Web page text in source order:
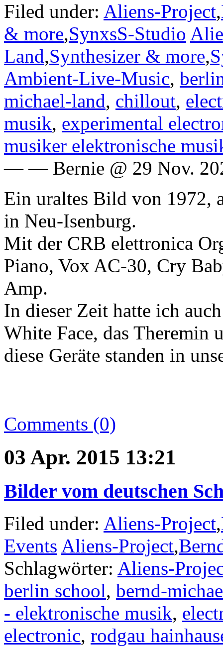
Filed under: Aliens-Project,
& more,SynxsS-Studio
Land,Synthesizer & more,
Ambient-Live-Music,
michael-land, chillout,
musik, experimental
musiker elektronische
— — Bernie @ 29 Nov.
Ein uraltes Bild von 1972,
in Neu-Isenburg.
Mit der CRB elettronica
Piano, Vox AC-30, Cry
Amp.
In dieser Zeit hatte ich
White Face, das Theremin
diese Geräte standen in
Comments (0)
03 Apr. 2015 13:21
Bilder vom deutschen
Filed under: Aliens-Project,
Events Aliens-Project,
Schlagwörter: Aliens-
berlin school, bernd-
- elektronische musik,
electronic, rodgau